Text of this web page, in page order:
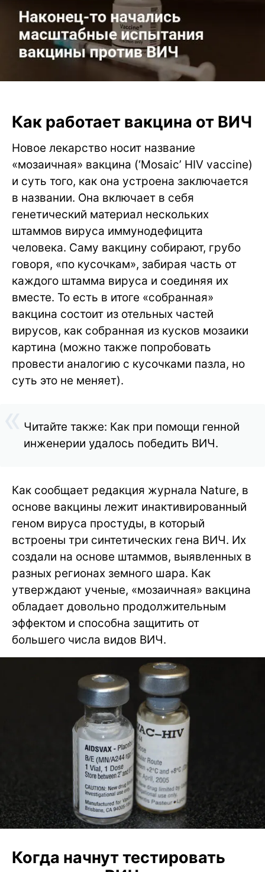
Как работает вакцина от ВИЧ
Новое лекарство носит название
«мозаичная» вакцина (‘Mosaic’ HIV vaccine)
и суть того, как она устроена заключается
в названии. Она включает в себя
генетический материал нескольких
штаммов вируса иммунодефицита
человека. Саму вакцину собирают, грубо
говоря, «по кусочкам», забирая часть от
каждого штамма вируса и соединяя их
вместе. То есть в итоге «собранная»
вакцина состоит из отельных частей
вирусов, как собранная из кусков мозаики
картина (можно также попробовать
провести аналогию с кусочками пазла, но
суть это не меняет).
Читайте также: Как при помощи генной
инженерии удалось победить ВИЧ.
Как сообщает редакция журнала Nature, в
основе вакцины лежит инактивированный
геном вируса простуды, в который
встроены три синтетических гена ВИЧ. Их
создали на основе штаммов, выявленных в
разных регионах земного шара. Как
утверждают ученые, «мозаичная» вакцина
обладает довольно продолжительным
эффектом и способна защитить от
большего числа видов ВИЧ.
Когда начнут тестировать